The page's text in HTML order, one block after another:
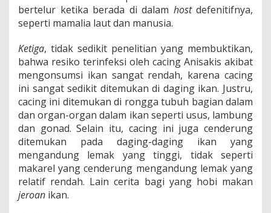
bertelur ketika berada di dalam hostdefenitifnya,
seperti mamalia laut dan manusia.
Ketiga, tidak sedikit penelitian yang membuktikan,
bahwa resiko terinfeksi oleh cacing Anisakis akibat
mengonsumsi ikan sangat rendah, karena cacing
ini sangat sedikit ditemukan di daging ikan. Justru,
cacing ini ditemukan di rongga tubuh bagian dalam
dan organ-organ dalam ikan seperti usus, lambung
dan gonad. Selain itu, cacing ini juga cenderung
ditemukan pada daging-daging ikan yang
mengandung lemak yang tinggi, tidak seperti
makarel yang cenderung mengandung lemak yang
relatif rendah. Lain cerita bagi yang hobi makan
jeroan ikan.